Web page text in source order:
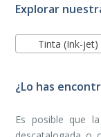
Explorar
Tinta (Ink-jet)
¿Lo has
Es posible que